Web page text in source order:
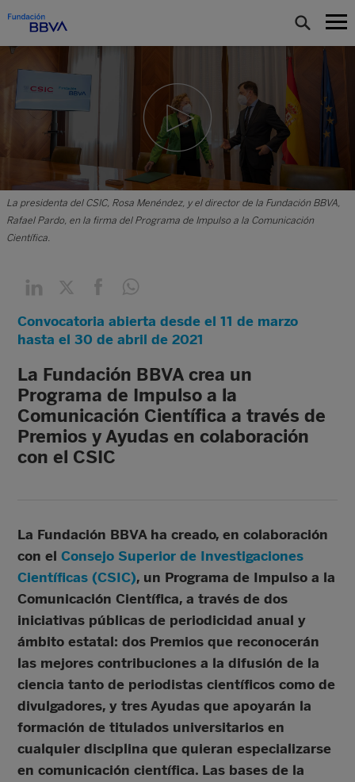
La presidenta del CSIC, Rosa Menéndez, y el director de la Fundación BBVA,
Rafael Pardo, en la firma del Programa de Impulso a la Comunicación
Científica.
Convocatoria abierta desde el 11 de marzo
hasta el 30 de abril de 2021
La Fundación BBVA crea un
Programa de Impulso a la
Comunicación Científica a través de
Premios y Ayudas en colaboración
con el CSIC
La Fundación BBVA ha creado, en colaboración
con elConsejo Superior de Investigaciones
Científicas (CSIC), un Programa de Impulso a la
Comunicación Científica, a través de dos
iniciativas públicas de periodicidad anual y
ámbito estatal: dos Premios que reconocerán
las mejores contribuciones a la difusión de la
ciencia tanto de periodistas científicos como de
divulgadores, y tres Ayudas que apoyarán la
formación de titulados universitarios en
cualquier disciplina que quieran especializarse
en comunicación científica. Las bases de la